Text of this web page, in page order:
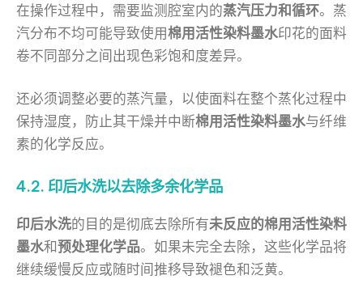
在操作过程中，需要监测腔室内的蒸汽压力和循环。蒸
汽分布不均可能导致使用棉用活性染料墨水印花的面料
卷不同部分之间出现色彩饱和度差异。
还必须调整必要的蒸汽量，以使面料在整个蒸化过程中
保持湿度，防止其干燥并中断棉用活性染料墨水与纤维
素的化学反应。
4.2. 印后水洗以去除多余化学品
印后水洗的目的是彻底去除所有未反应的棉用活性染料
墨水和预处理化学品。如果未完全去除，这些化学品将
继续缓慢反应或随时间推移导致褪色和泛黄。